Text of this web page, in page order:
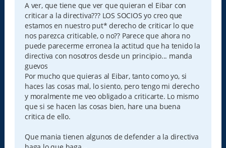
A ver, que tiene que ver que quieran el Eibar con
criticar a la directiva??? LOS SOCIOS yo creo que
estamos en nuestro put* derecho de criticar lo que
nos parezca criticable, o no?? Parece que ahora no
puede parecerme erronea la actitud que ha tenido la
directiva con nosotros desde un principio... manda
guevos
Por mucho que quieras al Eibar, tanto como yo, si
haces las cosas mal, lo siento, pero tengo mi derecho
y moralmente me veo obligado a criticarte. Lo mismo
que si se hacen las cosas bien, hare una buena
critica de ello.
Que mania tienen algunos de defender a la directiva